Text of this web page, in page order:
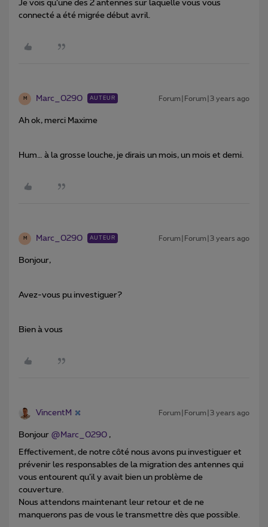
Je vois qu’une des 2 antennes sur laquelle vous vous
connecté a été migrée début avril.
M Marc_0290 AUTEUR Forum|Forum|3 years ago
Ah ok, merci Maxime
Hum… à la grosse louche, je dirais un mois, un mois et demi.
M Marc_0290 AUTEUR Forum|Forum|3 years ago
Bonjour,
Avez-vous pu investiguer?
Bien à vous
VincentM Forum|Forum|3 years ago
Bonjour @Marc_0290 ,
Effectivement, de notre côté nous avons pu investiguer et
prévenir les responsables de la migration des antennes qui
vous entourent qu’il y avait bien un problème de
couverture.
Nous attendons maintenant leur retour et de ne
manquerons pas de vous le transmettre dès que possible.